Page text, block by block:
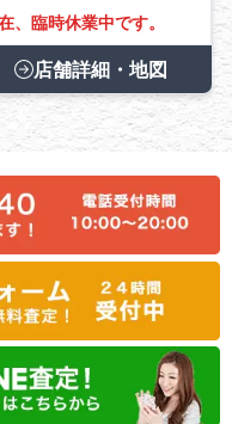
、臨時休業中です。
店舗詳細・地図